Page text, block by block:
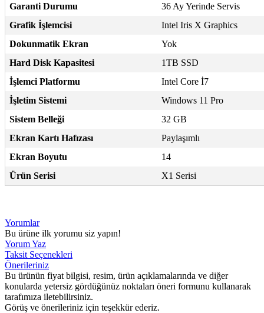
Garanti Durumu
36 Ay Yerinde Servis
Grafik İşlemcisi
Intel Iris X Graphics
Dokunmatik Ekran
Yok
Hard Disk Kapasitesi
1TB SSD
İşlemci Platformu
Intel Core İ7
İşletim Sistemi
Windows 11 Pro
Sistem Belleği
32 GB
Ekran Kartı Hafızası
Paylaşımlı
Ekran Boyutu
14
Ürün Serisi
X1 Serisi
Yorumlar
Bu ürüne ilk yorumu siz yapın!
Yorum Yaz
Taksit Seçenekleri
Önerileriniz
Bu ürünün fiyat bilgisi, resim, ürün açıklamalarında ve diğer
konularda yetersiz gördüğünüz noktaları öneri formunu kullanarak
tarafımıza iletebilirsiniz.
Görüş ve önerileriniz için teşekkür ederiz.